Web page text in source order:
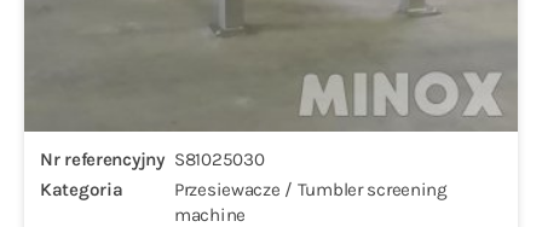
Nr referencyjny S81025030
Kategoria
Przesiewacze / Tumbler screening
machine